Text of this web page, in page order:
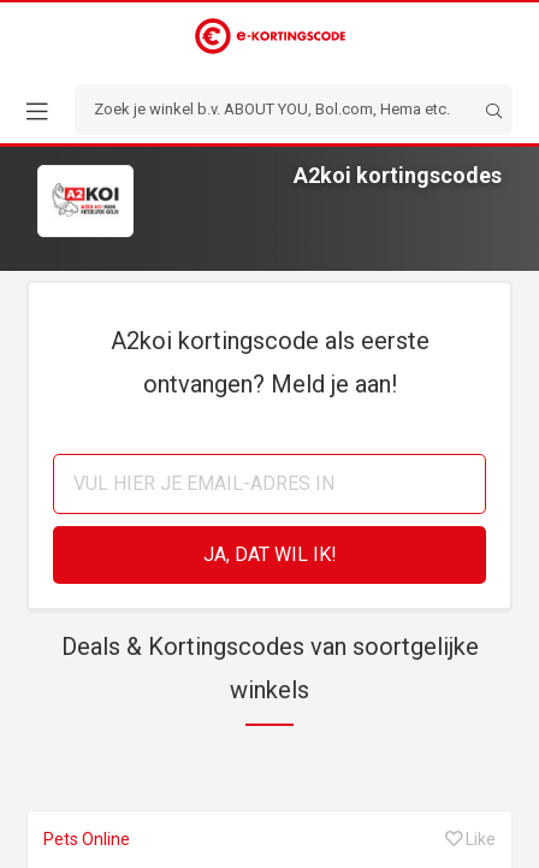
A2koi kortingscodes
A2koi kortingscode als eerste
ontvangen? Meld je aan!
Deals & Kortingscodes van soortgelijke
winkels
Pets Online Like